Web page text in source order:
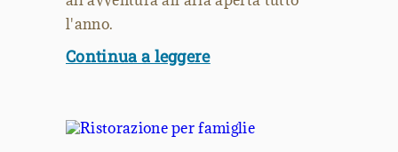
l'anno.
Continua a leggere